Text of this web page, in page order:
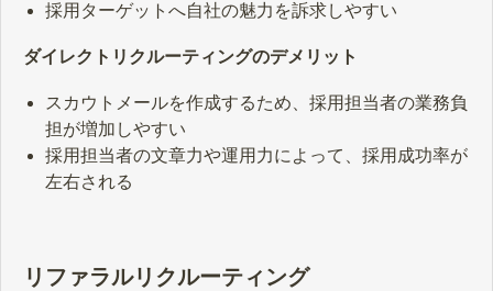
採用ターゲットへ自社の魅力を訴求しやすい
ダイレクトリクルーティングのデメリット
スカウトメールを作成するため、採用担当者の業務負
担が増加しやすい
採用担当者の文章力や運用力によって、採用成功率が
左右される
リファラルリクルーティング